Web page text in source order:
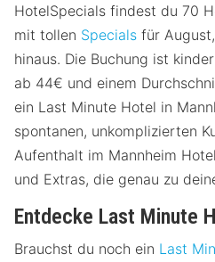
HotelSpecials findest du 70
mit tollen Specials für
hinaus. Die Buchung ist
ab 44€ und einem
ein Last Minute Hotel in
spontanen, unkomplizierten
Aufenthalt im Mannheim
und Extras, die genau zu
Entdecke Last Minute
Brauchst du noch ein Last